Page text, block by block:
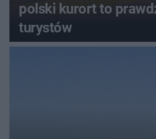
polski kurort to
turystów